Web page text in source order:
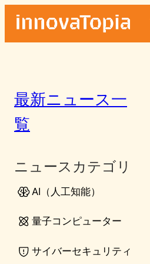
最新ニュース一
覧
ニュースカテゴリ
AI（人工知能）
量子コンピューター
サイバーセキュリティ